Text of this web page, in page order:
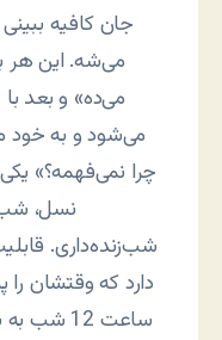
جان کافیه
می‌شه. این هر
می‌ده» و بعد
می‌شود و به خود
چرا نمی‌فهمه؟»
نسل،
شب‌زنده‌داری.
دارد که وقتشان
ساعت 12